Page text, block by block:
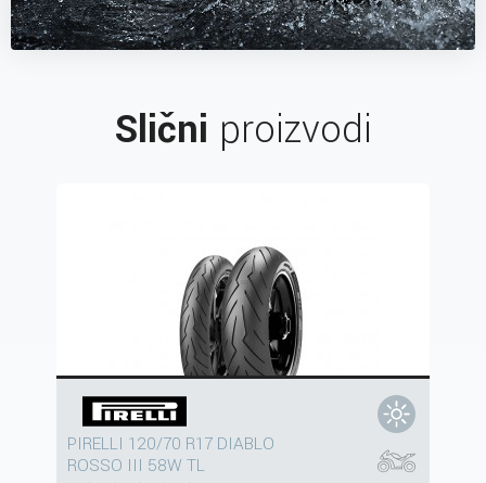
Slični proizvodi
PIRELLI 120/70 R17 DIABLO
ROSSO III 58W TL